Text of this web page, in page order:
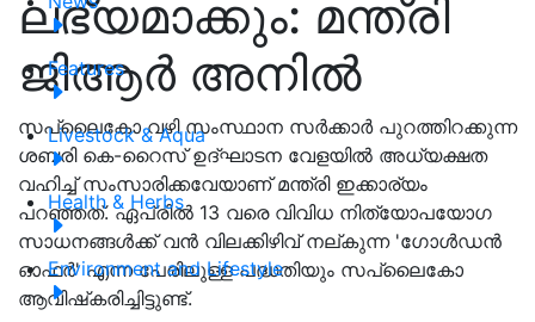
Features
Livestock & Aqua
Health & Herbs
Environment and Lifestyle
ലഭ്യമാക്കും: മന്ത്രി
ജിആർ അനിൽ
സപ്ലൈകോ വഴി സംസ്ഥാന സർക്കാർ പുറത്തിറക്കുന്ന
ശബരി കെ-റൈസ് ഉദ്ഘാടന വേളയിൽ അധ്യക്ഷത
വഹിച്ച് സംസാരിക്കവേയാണ് മന്ത്രി ഇക്കാര്യം
പറഞ്ഞത്. ഏപ്രിൽ 13 വരെ വിവിധ നിത്യോപയോഗ
സാധനങ്ങൾക്ക് വൻ വിലക്കിഴിവ് നല്കുന്ന 'ഗോൾഡൻ
ഓഫർ' എന്ന പേരിലുള്ള പദ്ധതിയും സപ്ലൈകോ
ആവിഷ്‌കരിച്ചിട്ടുണ്ട്.